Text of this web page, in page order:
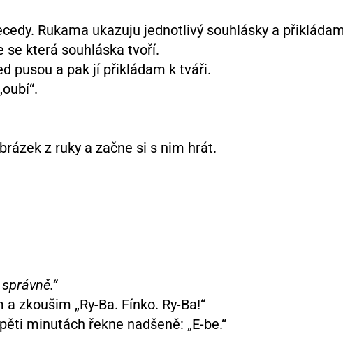
Rukama ukazuju jednotlivý souhlásky a
se která souhláska tvoří.
pusou a pak jí přikládam k tváři.
z ruky a začne si s nim hrát.
zkoušim „Ry-Ba. Fínko. Ry-Ba!“
minutách řekne nadšeně: „E-be.“